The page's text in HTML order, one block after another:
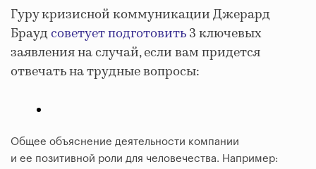
Гуру кризисной коммуникации Джерард
Браудсоветует подготовить3 ключевых
заявления на случай, если вам придется
отвечать на трудные вопросы:
Общее объяснение деятельности компании
и ее позитивной роли для человечества. Например: